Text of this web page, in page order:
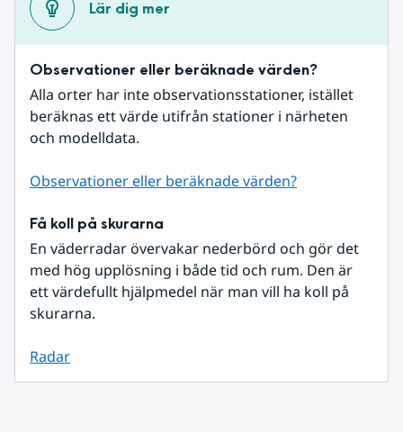
Lär dig mer
Observationer eller beräknade värden?
Alla orter har inte observationsstationer, istället
beräknas ett värde utifrån stationer i närheten
och modelldata.
Observationer eller beräknade värden?
Få koll på skurarna
En väderradar övervakar nederbörd och gör det
med hög upplösning i både tid och rum. Den är
ett värdefullt hjälpmedel när man vill ha koll på
skurarna.
Radar